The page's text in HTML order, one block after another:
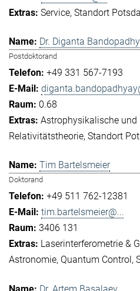
Service Standort
Dr. Diganta
Postdoktorand
+49 331 567-7193
0.68
Astrophysikalische
Relativitätstheorie Standort
Tim Bartelsmeier
Doktorand
+49 511 762-12381
tim.bartelsmeier@...
3406 131
Laserinterferometrie &
Astronomie Quantum Control
Dr. Artem Basalaev